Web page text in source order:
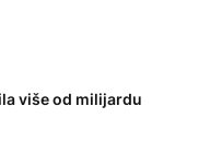
više od milijardu